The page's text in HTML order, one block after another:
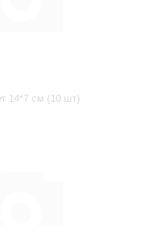
14*7 см (10 шт)